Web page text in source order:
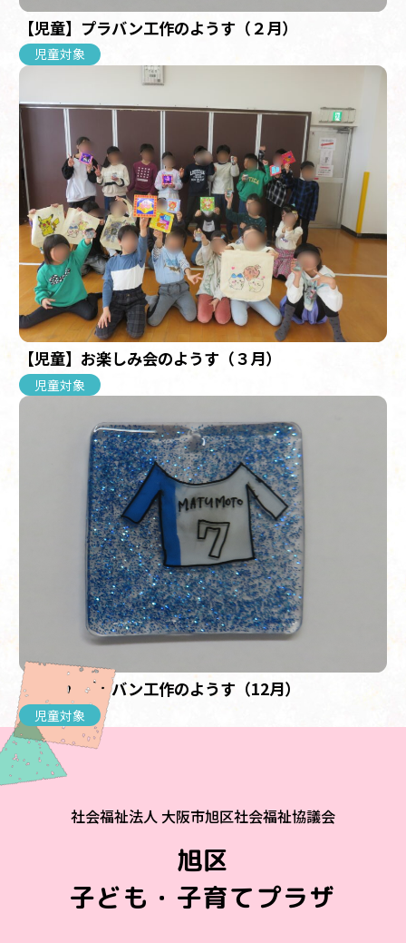
【児童】プラバン工作のようす（２月）
児童対象
【児童】お楽しみ会のようす（３月）
児童対象
【児童】プラバン工作のようす（12月）
児童対象
社会福祉法人 大阪市旭区社会福祉協議会
旭区
子ども・子育てプラザ